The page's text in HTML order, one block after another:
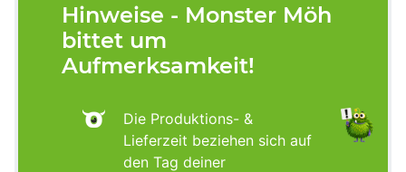
Hinweise - Monster Möh
bittet um
Aufmerksamkeit!
Die Produktions- &
Lieferzeit beziehen sich auf
den Tag deiner